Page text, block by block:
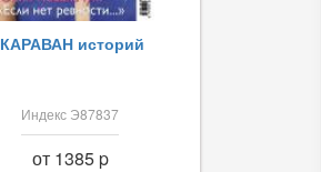
КАРАВАН историй
Индекс Э87837
от 1385 p